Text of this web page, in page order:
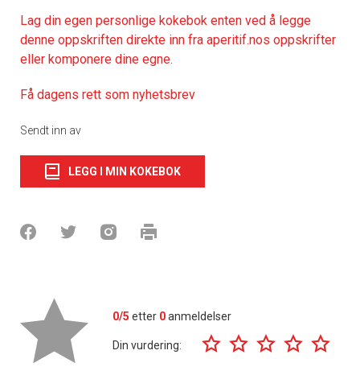
Lag din egen personlige kokebok enten ved å legge
denne oppskriften direkte inn fra aperitif.nos oppskrifter
eller komponere dine egne.
Få dagens rett som nyhetsbrev
Sendt inn av
LEGG I MIN KOKEBOK
0/5 etter 0anmeldelser
Din vurdering: